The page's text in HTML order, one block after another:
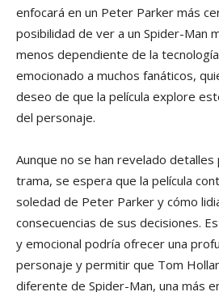
enfocará en un Peter Parker más
posibilidad de ver a un Spider-Man
menos dependiente de la
emocionado a muchos fanáticos,
deseo de que la película explore
del personaje.
Aunque no se han revelado
trama, se espera que la película
soledad de Peter Parker y cómo
consecuencias de sus decisiones.
y emocional podría ofrecer una
personaje y permitir que Tom
diferente de Spider-Man, una más